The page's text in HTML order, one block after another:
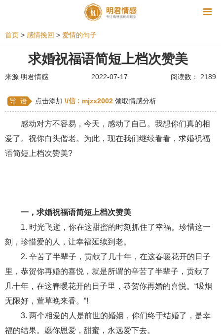
相亲 同性恋 恋爱技巧 挽回爱情
挽救婚姻 星座情感 离婚 心情
姻缘测试 分娩
水瓶座男生 摩羯座男生 射手座男生
天蝎座男生
不和 金牛座男生 白羊座男生
财产分割 外遇 分手
变心 感人 伤感 婚姻问题 脾气
十二生肖 分手复合
异地恋 明星 气质 美妆 情感挽回
首页 > 感情挽回 > 爱情的句子
求婚祝福语简短上档次赞美
来源:明君情感 2022-07-17 阅读数： 2189
导 语 点击添加 \/信 : mjzx2002 领取情感分析
感动对方不容易，今天，感动了自己。我想你们真的相
爱了。祝你白头偕老。为此，现在我们继续看看，求婚祝福
语简短上档次赞美?
一，求婚祝福语简短上档次赞美
1. 时光飞逝，你在这甜蜜的时刻抓住了幸福。珍惜这一
刻，珍惜爱的人，让幸福延续到老。
2. 辛苦了半辈子，贡献了几十年，在这春暖花开的日子
里，恭贺你再婚的喜悦，就是所谓的辛苦了半辈子，贡献了
几十年，在这春暖花开的日子里，恭贺你再婚的喜悦。“吸烟
无限好，萱草晚来香。”!
3. 两个相爱的人是前世的婚姻，你们终于结婚了，是幸
福的结果。愿你恩爱，甜蜜，永远爱下去。